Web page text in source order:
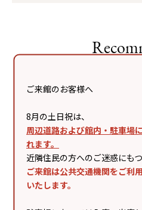
ご来館のお客様へ
8月の土日祝は、
周辺道路および館内・駐車場
れます。
近隣住民の方へのご迷惑にも
ご来館は公共交通機関をご利
いたします。